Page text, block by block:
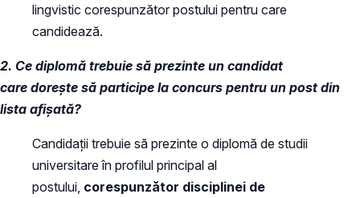
lingvistic corespunzător postului pentru care
candidează.
2. Ce diplomă trebuie să prezinte un candidat
care dorește să participe la concurs pentru un post din
lista afișată?
Candidații trebuie să prezinte o diplomă de studii
universitare în profilul principal al
postului, corespunzător disciplinei de